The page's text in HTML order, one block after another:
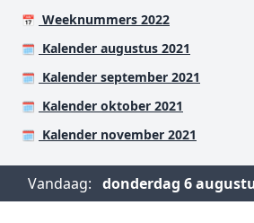
📅 Weeknummers 2022
🗓️ Kalender augustus 2021
🗓️ Kalender september 2021
🗓️ Kalender oktober 2021
🗓️ Kalender november 2021
Vandaag: donderdag 6